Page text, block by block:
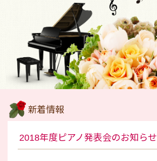
新着情報
2018年度ピアノ発表会のお知らせ